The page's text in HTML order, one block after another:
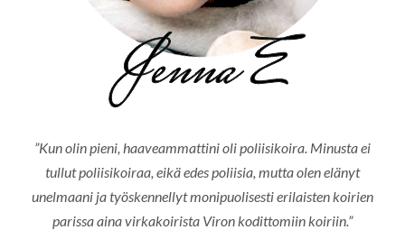
”Kun olin pieni, haaveammattini oli poliisikoira. Minusta ei
tullut poliisikoiraa, eikä edes poliisia, mutta olen elänyt
unelmaani ja työskennellyt monipuolisesti erilaisten koirien
parissa aina virkakoirista Viron kodittomiin koiriin.”